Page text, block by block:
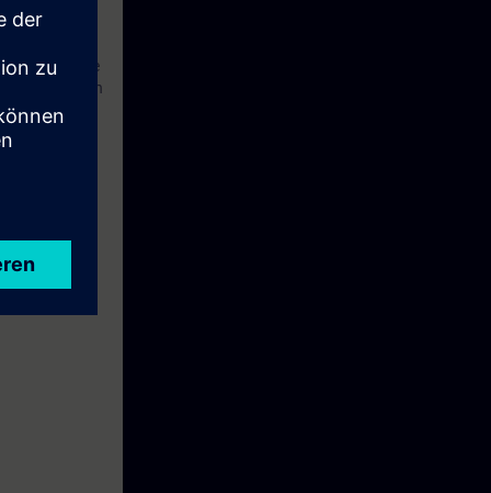
Schritt für
inklusive
der Lage, ein